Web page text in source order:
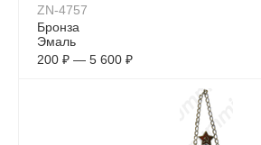
ZN-4757
Бронза
Эмаль
200 ₽ — 5 600 ₽